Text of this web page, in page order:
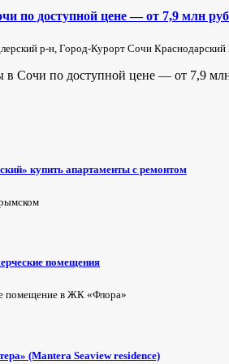
по доступной цене — от 7,9 млн
р-н, Город-Курорт Сочи
в Сочи по доступной цене — от 7,9
купить апартаменты с ремонтом
помещения
помещение в ЖК «Флора»
(Mantera Seaview rеsidence)